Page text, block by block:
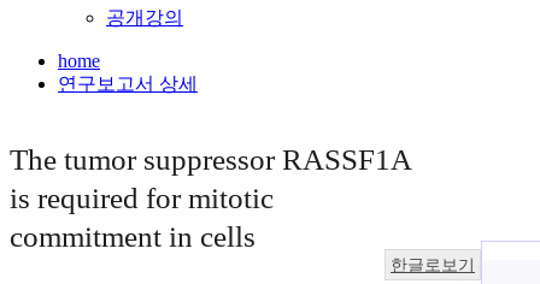
공개강의
home
연구보고서 상세
The tumor suppressor RASSF1A
is required for mitotic
commitment in cells
한글로보기